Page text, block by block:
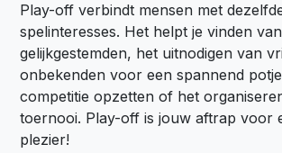
Play-off verbindt mensen met
spelinteresses. Het helpt je vinden van
gelijkgestemden, het uitnodigen van
onbekenden voor een spannend
competitie opzetten of het
toernooi. Play-off is jouw aftrap voor
plezier!